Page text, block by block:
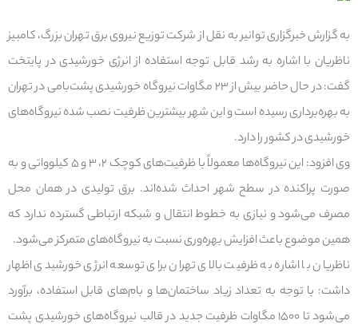
به گزارش خبرگزاری توانیر به نقل از شرکت توزیع نیروی برق تهران بزرگ، کامبیز
ناظریان با اشاره به رشد قابل توجه استفاده از انرژی خورشیدی در پایتخت
گفت: در حال حاضر بیش از ۲۳ مگاوات نیروگاه خورشیدی پشت‌بامی در تهران
به بهره‌برداری رسیده است و این شهر بیشترین ظرفیت نصب‌ شده نیروگاه‌های
خورشیدی در کشور را دارد.
وی افزود: این نیروگاه‌ها معمولاً با ظرفیت‌های کوچک ۲، ۳ و ۵ کیلوواتی و به
صورت پراکنده در سطح شهر احداث شده‌اند. برق تولیدی در همان محل
مصرف می‌شود و نیازی به خطوط انتقال و شبکه ارتباطی گسترده ندارد که
همین موضوع باعث افزایش بهره‌وری نسبت به نیروگاه‌های متمرکز می‌شود.
ناظریان با اشاره به ظرفیت بالای تهران برای توسعه انرژی خورشیدی اظهار
داشت: با توجه به تعداد زیاد ساختمان‌ها و بام‌های قابل استفاده، برآورد
می‌شود تا ۱۵۰۰ مگاوات ظرفیت جدید در قالب نیروگاه‌های خورشیدی پشت